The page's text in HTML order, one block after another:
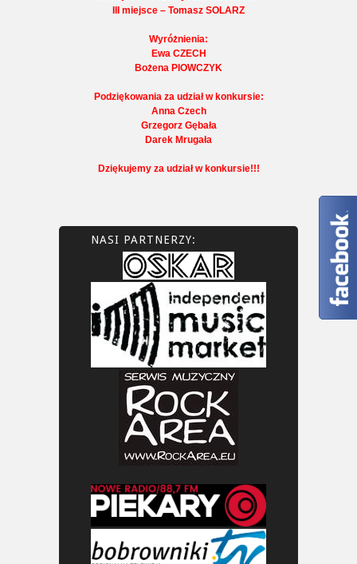
III miejsce – Tomasz SOLARZ
Wyróżnienia:
Ewa CZECH
Bożena PIOWCZYK
Podziękowania za udział w konkursie:
Anna Czech
Grzegorz Gębała
Darek Mrugała
Dziękujemy za udział w konkursie!!!
NASI PARTNERZY: